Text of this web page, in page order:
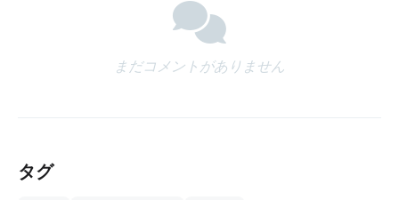
まだコメントがありません
タグ